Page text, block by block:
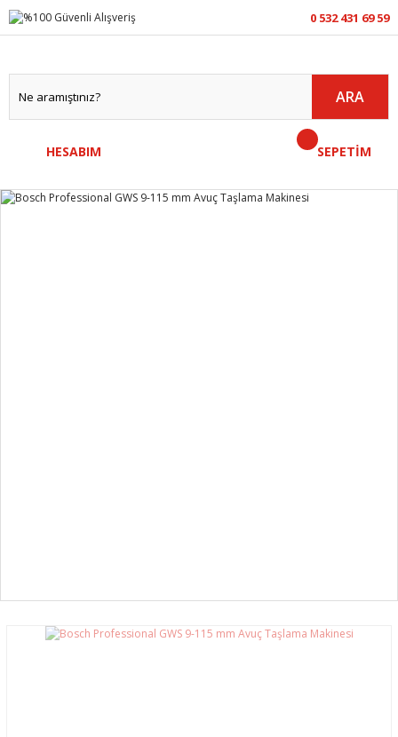
0 532 431 69 59
ARA
HESABIM SEPETİM